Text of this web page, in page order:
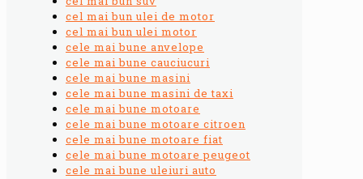
cel mai bun ulei de motor
cel mai bun ulei motor
cele mai bune anvelope
cele mai bune cauciucuri
cele mai bune masini
cele mai bune masini de taxi
cele mai bune motoare
cele mai bune motoare citroen
cele mai bune motoare fiat
cele mai bune motoare peugeot
cele mai bune uleiuri auto